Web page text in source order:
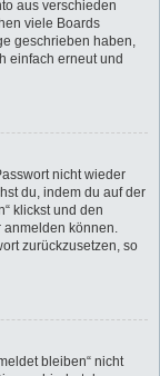
aus verschieden
viele Boards
geschrieben haben,
einfach erneut und
nicht wieder
du, indem du auf der
klickst und den
anmelden können.
zurückzusetzen, so
bleiben“ nicht